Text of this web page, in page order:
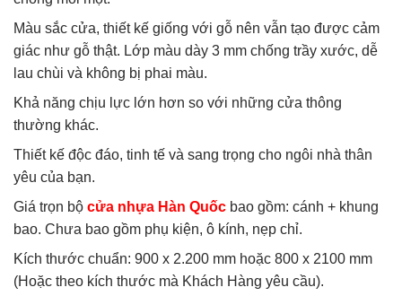
Màu sắc cửa, thiết kế giống với gỗ nên vẫn tạo được cảm
giác như gỗ thật. Lớp màu dày 3 mm chống trầy xước, dễ
lau chùi và không bị phai màu.
Khả năng chịu lực lớn hơn so với những cửa thông
thường khác.
Thiết kế độc đáo, tinh tế và sang trọng cho ngôi nhà thân
yêu của bạn.
Giá trọn bộ cửa nhựa Hàn Quốc bao gồm: cánh + khung
bao. Chưa bao gồm phụ kiện, ô kính, nẹp chỉ.
Kích thước chuẩn: 900 x 2.200 mm hoặc 800 x 2100 mm
(Hoặc theo kích thước mà Khách Hàng yêu cầu).